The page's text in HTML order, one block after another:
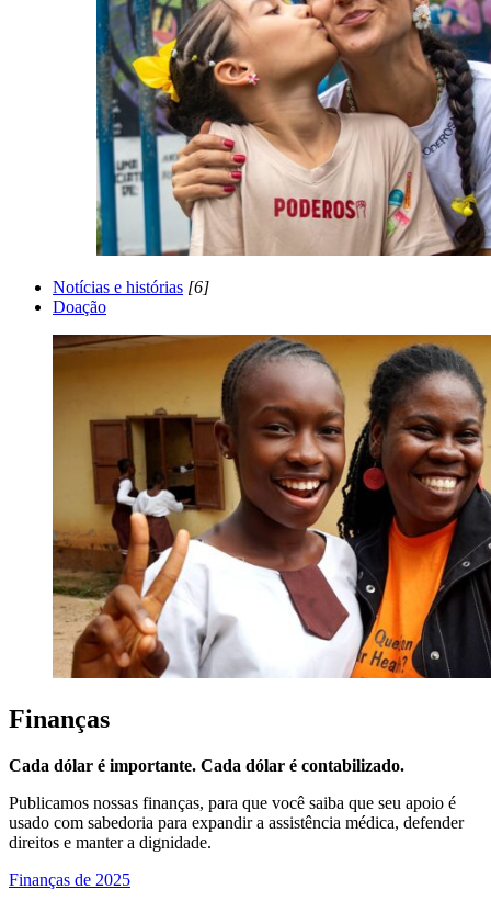
Notícias e histórias [6]
Doação
Finanças
Cada dólar é importante. Cada dólar é contabilizado.
Publicamos nossas finanças, para que você saiba que seu apoio é
usado com sabedoria para expandir a assistência médica, defender
direitos e manter a dignidade.
Finanças de 2025